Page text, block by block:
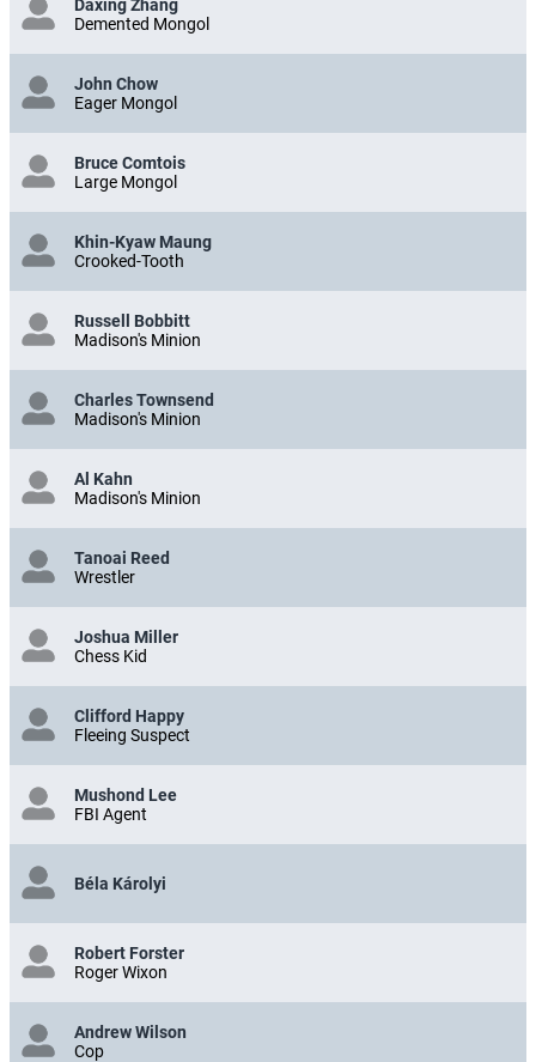
Daxing Zhang
Demented Mongol
John Chow
Eager Mongol
Bruce Comtois
Large Mongol
Khin-Kyaw Maung
Crooked-Tooth
Russell Bobbitt
Madison's Minion
Charles Townsend
Madison's Minion
Al Kahn
Madison's Minion
Tanoai Reed
Wrestler
Joshua Miller
Chess Kid
Clifford Happy
Fleeing Suspect
Mushond Lee
FBI Agent
Béla Károlyi
Robert Forster
Roger Wixon
Andrew Wilson
Cop